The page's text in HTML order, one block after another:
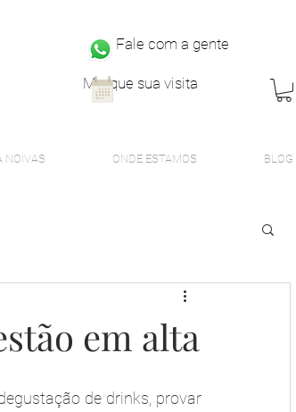
Fale com a gente
Marque sua visita
NOIVAS ONDE ESTAMOS BLOG
em alta
de drinks, provar